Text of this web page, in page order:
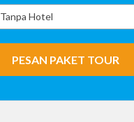
Tanpa Hotel
PESAN PAKET TOUR